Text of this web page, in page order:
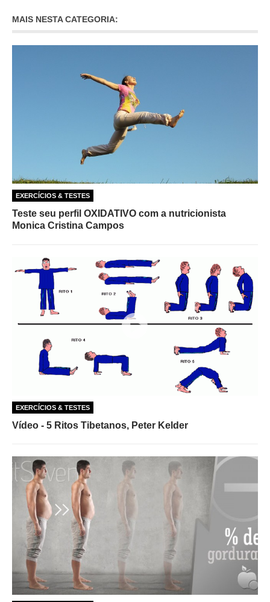
MAIS NESTA CATEGORIA:
EXERCÍCIOS & TESTES
Teste seu perfil OXIDATIVO com a nutricionista
Monica Cristina Campos
EXERCÍCIOS & TESTES
Vídeo - 5 Ritos Tibetanos, Peter Kelder